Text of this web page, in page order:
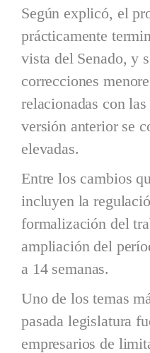
Según explicó, el
prácticamente
vista del Senado, y
correcciones
relacionadas con
versión anterior se
elevadas.
Entre los cambios
incluyen la
formalización del
ampliación del
a 14 semanas.
Uno de los temas
pasada legislatura
empresarios de